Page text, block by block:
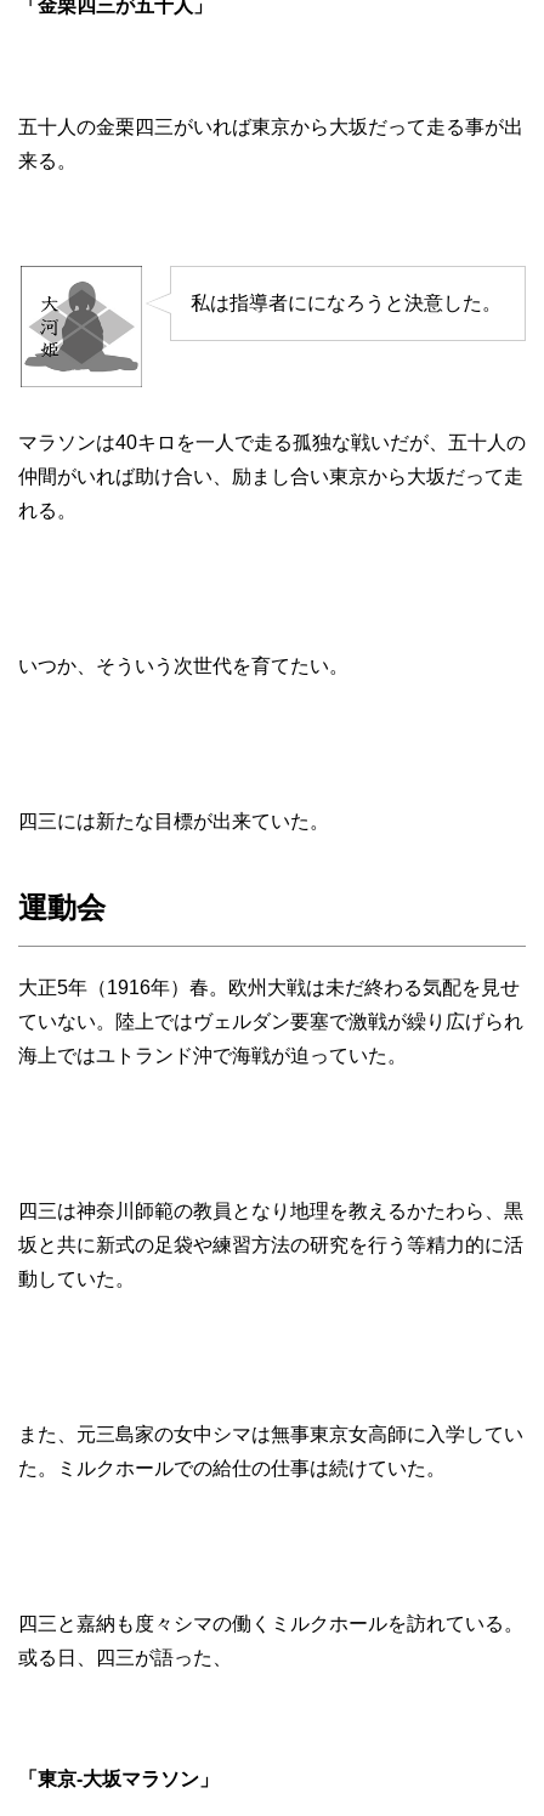
「金栗四三が五十人」
五十人の金栗四三がいれば東京から大坂だって走る事が出
来る。
私は指導者にになろうと決意した。
マラソンは40キロを一人で走る孤独な戦いだが、五十人の
仲間がいれば助け合い、励まし合い東京から大坂だって走
れる。
いつか、そういう次世代を育てたい。
四三には新たな目標が出来ていた。
運動会
大正5年（1916年）春。欧州大戦は未だ終わる気配を見せ
ていない。陸上ではヴェルダン要塞で激戦が繰り広げられ
海上ではユトランド沖で海戦が迫っていた。
四三は神奈川師範の教員となり地理を教えるかたわら、黒
坂と共に新式の足袋や練習方法の研究を行う等精力的に活
動していた。
また、元三島家の女中シマは無事東京女高師に入学してい
た。ミルクホールでの給仕の仕事は続けていた。
四三と嘉納も度々シマの働くミルクホールを訪れている。
或る日、四三が語った、
「東京-大坂マラソン」